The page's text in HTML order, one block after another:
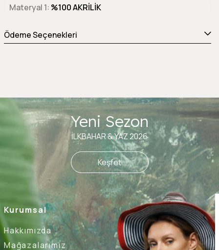
Materyal 1 %100 AKRİLİK
Ödeme Seçenekleri
Kurumsal
Hakkımızda
Mağazalarımız
Yeni Sezon
İLKBAHAR & YAZ 2026
Keşfet